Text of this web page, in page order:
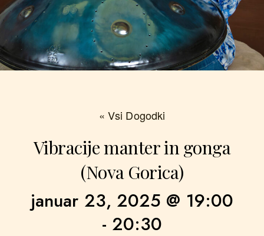
« Vsi Dogodki
Vibracije manter in gonga
(Nova Gorica)
januar 23, 2025 @ 19:00
- 20:30